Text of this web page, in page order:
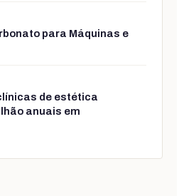
para Máquinas e
de estética
anuais em